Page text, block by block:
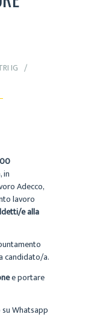
IG
in
Adecco,
lavoro
e alla
candidato/a.
e portare
Whatsapp